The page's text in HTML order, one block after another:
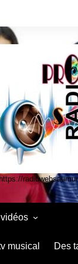
https://
vidéo kids
musical Des